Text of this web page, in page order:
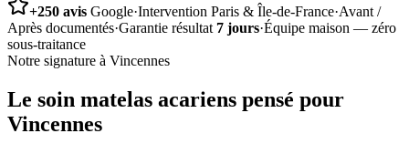
+250 avis Google·Intervention Paris & Île-de-France·Avant /
Après documentés·Garantie résultat 7 jours·Équipe maison — zéro
sous-traitance
Notre signature à Vincennes
Le soin matelas acariens pensé pour
Vincennes